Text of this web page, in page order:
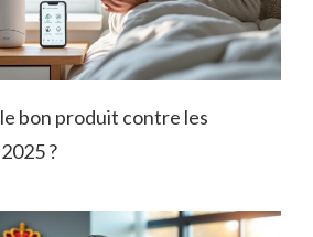
bon produit contre les
?